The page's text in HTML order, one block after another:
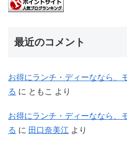
最近のコメント
お得にランチ・ディーななら、
る に ともこ より
お得にランチ・ディーななら、
る に 田口奈美江 より